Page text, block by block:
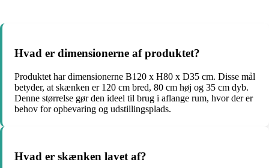
Hvad er dimensionerne af produktet?
Produktet har dimensionerne B120 x H80 x D35 cm. Disse mål
betyder, at skænken er 120 cm bred, 80 cm høj og 35 cm dyb.
Denne størrelse gør den ideel til brug i aflange rum, hvor der er
behov for opbevaring og udstillingsplads.
Hvad er skænken lavet af?